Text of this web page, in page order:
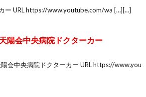
ー URL https://www.youtube.com/wa […][…]
陽会中央病院ドクターカー
会中央病院ドクターカー URL https://www.you